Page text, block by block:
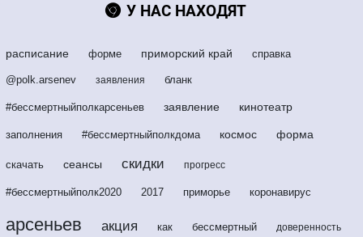
У НАС НАХОДЯТ
расписание форме приморский край справка
@polk.arsenev заявления бланк
#бессмертныйполкарсеньев заявление кинотеатр
заполнения #бессмертныйполкдома космос форма
скачать сеансы скидки прогресс
#бессмертныйполк2020 2017 приморье коронавирус
арсеньев акция как бессмертный доверенность